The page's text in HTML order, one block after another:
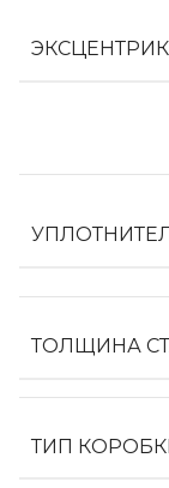
ЭКСЦЕНТРИК
ТОЛЩИНА
ТИП